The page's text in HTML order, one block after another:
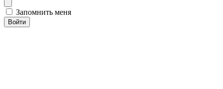
Запомнить меня
Войти